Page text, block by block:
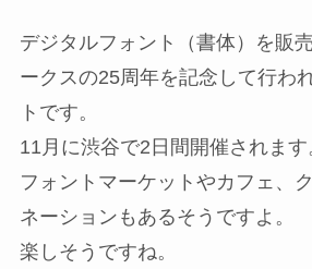
デジタルフォント（書体）を販
ークスの25周年を記念して行わ
トです。
11月に渋谷で2日間開催されます
フォントマーケットやカフェ、
ネーションもあるそうですよ。
楽しそうですね。